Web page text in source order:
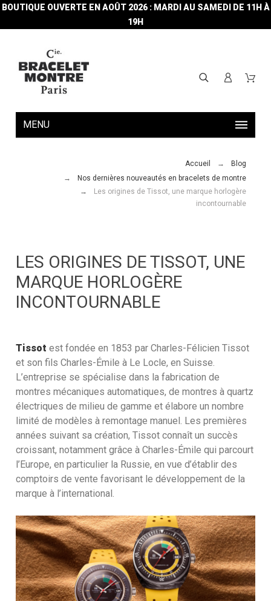
BOUTIQUE OUVERTE EN AOÛT 2026 : MARDI AU SAMEDI DE 11H À
19H
MENU
Accueil
Blog
Nos dernières nouveautés en bracelets de montre
Les origines de Tissot, une marque horlogère
incontournable
LES ORIGINES DE TISSOT, UNE
MARQUE HORLOGÈRE
INCONTOURNABLE
Tissot est fondée en 1853 par Charles-Félicien Tissot
et son fils Charles-Émile à Le Locle, en Suisse.
L’entreprise se spécialise dans la fabrication de
montres mécaniques automatiques, de montres à quartz
électriques de milieu de gamme et élabore un nombre
limité de modèles à remontage manuel. Les premières
années suivant sa création, Tissot connaît un succès
croissant, notamment grâce à Charles-Émile qui parcourt
l’Europe, en particulier la Russie, en vue d’établir des
comptoirs de vente favorisant le développement de la
marque à l’international.